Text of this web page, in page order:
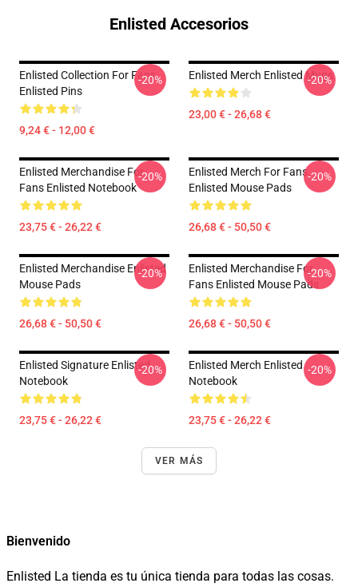
Enlisted Accesorios
Enlisted Collection For Fans
Enlisted Pins
9,24 € - 12,00 €
-20% Enlisted Merch Enlisted Mugs
23,00 € - 26,68 €
-20%
Enlisted Merchandise For
Fans Enlisted Notebook
23,75 € - 26,22 €
-20%
Enlisted Merch For Fans
Enlisted Mouse Pads
26,68 € - 50,50 €
-20%
Enlisted Merchandise Enlisted
Mouse Pads
26,68 € - 50,50 €
-20%
Enlisted Merchandise For
Fans Enlisted Mouse Pads
26,68 € - 50,50 €
-20%
Enlisted Signature Enlisted
Notebook
23,75 € - 26,22 €
-20%
Enlisted Merch Enlisted
Notebook
23,75 € - 26,22 €
-20%
VER MÁS
Bienvenido
Enlisted La tienda es tu única tienda para todas las cosas.